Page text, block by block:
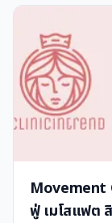
Movement
ฟู่ เมโสแฟต